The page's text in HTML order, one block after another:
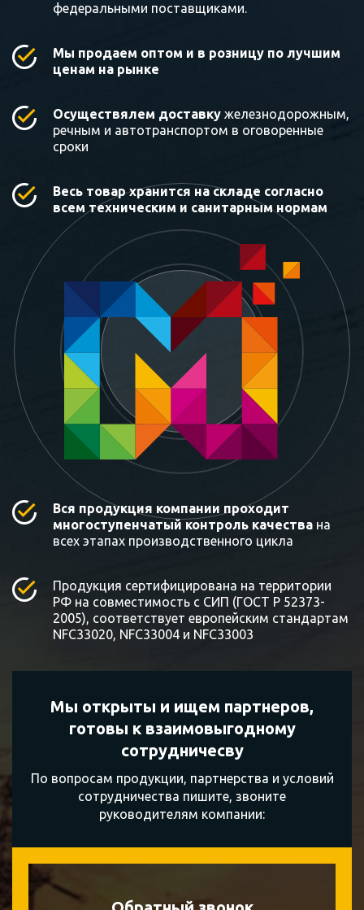
федеральными поставщиками.
Мы продаем оптом и в розницу по лучшим
ценам на рынке
Осуществялем доставку железнодорожным,
речным и автотранспортом в оговоренные
сроки
Весь товар хранится на складе согласно
всем техническим и санитарным нормам
Вся продукция компании проходит
многоступенчатый контроль качества на
всех этапах производственного цикла
Продукция сертифицирована на территории
РФ на совместимость с СИП (ГОСТ Р 52373-
2005), соответствует европейским стандартам
NFC33020, NFC33004 и NFC33003
Мы открыты и ищем партнеров,
готовы квзаимовыгодному
сотрудничесву
По вопросам продукции, партнерства и условий
сотрудничества пишите, звоните
руководителям компании: